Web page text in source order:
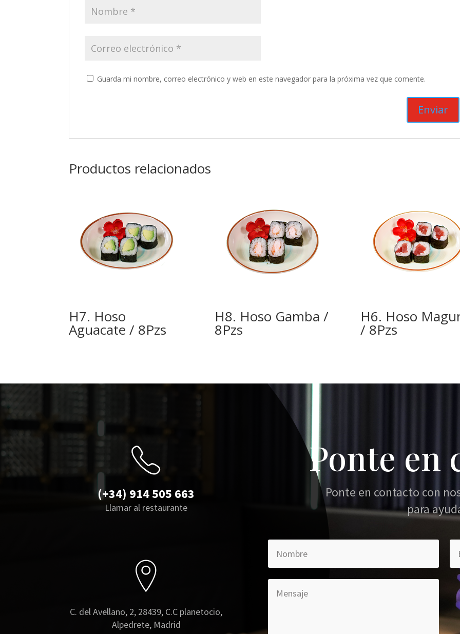
Guarda mi nombre, correo electrónico y web en este navegador para la próxima vez que comente.
Productos relacionados
H7. Hoso
Aguacate / 8Pzs
H8. Hoso Gamba /
8Pzs
H6. Hoso
/ 8Pzs
(+34) 914 505 663
Llamar al restaurante
C. del Avellano, 2, 28439, C.C planetocio,
Alpedrete, Madrid
Ponte en
Ponte en contacto con
para